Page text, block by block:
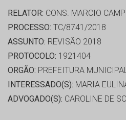
RELATOR: CONS. MARCIO
PROCESSO: TC/8741/2018
ASSUNTO: REVISÃO 2018
PROTOCOLO: 1921404
ORGÃO: PREFEITURA
INTERESSADO(S): MARIA
ADVOGADO(S): CAROLINE DE